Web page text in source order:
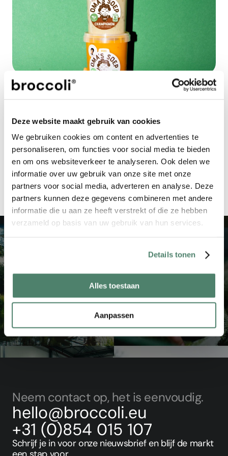
Deze website maakt gebruik van cookies
We gebruiken cookies om content en advertenties te
personaliseren, om functies voor social media te bieden
en om ons websiteverkeer te analyseren. Ook delen we
informatie over uw gebruik van onze site met onze
partners voor social media, adverteren en analyse. Deze
partners kunnen deze gegevens combineren met andere
informatie die u aan ze heeft verstrekt of die ze hebben
verzameld op basis van uw gebruik van hun services.
Details tonen
Alles toestaan
Aanpassen
Noot voor de redactie niet voor publicatie
Voor meer informatie, beeldmateriaal en/of aanvragen van
en impact samenbrengt, zodat je
investering goed doet én goed voelt.
voor investeerders
Voor bedrijven
Neem contact op, het is eenvoudig.
hello@broccoli.eu
+31 (0)854 015 107
Schrijf je in voor onze nieuwsbrief en blijf de markt